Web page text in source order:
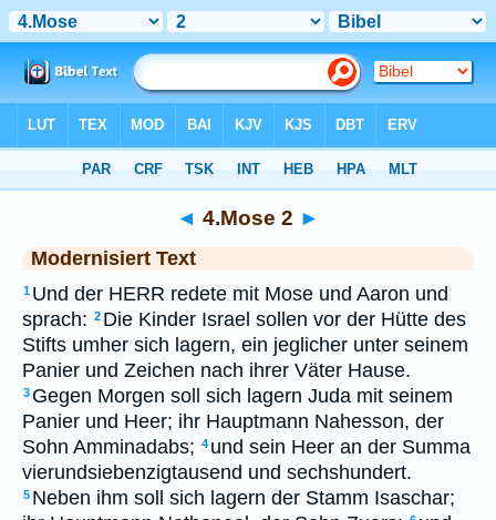
◄ 4.Mose 2 ►
Modernisiert Text
1 Und der HERR redete mit Mose und Aaron und
sprach: 2 Die Kinder Israel sollen vor der Hütte des
Stifts umher sich lagern, ein jeglicher unter seinem
Panier und Zeichen nach ihrer Väter Hause.
3 Gegen Morgen soll sich lagern Juda mit seinem
Panier und Heer; ihr Hauptmann Nahesson, der
Sohn Amminadabs; 4 und sein Heer an der Summa
vierundsiebenzigtausend und sechshundert.
5 Neben ihm soll sich lagern der Stamm Isaschar;